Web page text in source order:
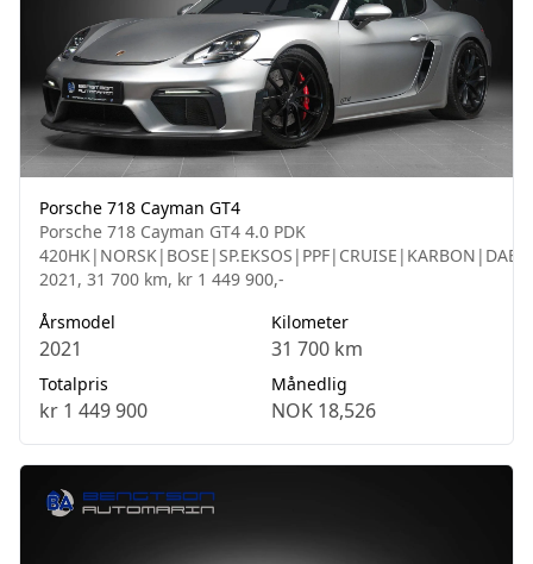
Porsche 718 Cayman GT4
Porsche 718 Cayman GT4 4.0 PDK
420HK|NORSK|BOSE|SP.EKSOS|PPF|CRUISE|KARBON|DAB
2021, 31 700 km, kr 1 449 900,-
Årsmodel
2021
Kilometer
31 700 km
Totalpris
kr 1 449 900
Månedlig
NOK 18,526